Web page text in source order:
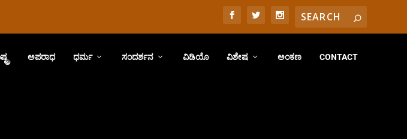
ಅಪರಾಧ ಧರ್ಮ ಸಂದರ್ಶನ ವಿಡಿಯೊ ವಿಶೇಷ ಅಂಕಣ CONTACT